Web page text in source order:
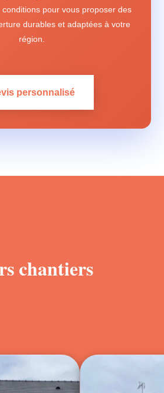
pour vous proposer des
durables et adaptées à votre
région.
personnalisé
chantiers